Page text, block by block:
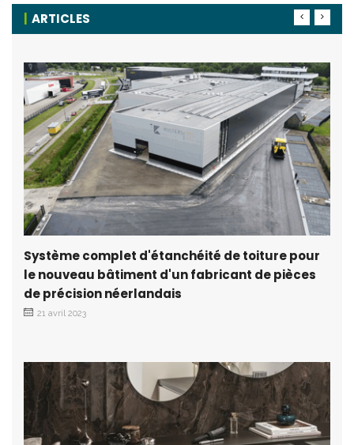
ARTICLES
Système complet d'étanchéité de toiture pour
le nouveau bâtiment d'un fabricant de pièces
de précision néerlandais
21 avril 2023